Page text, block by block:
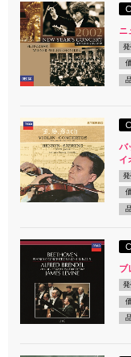
ニ
発
バ
イ
発
ブ
発